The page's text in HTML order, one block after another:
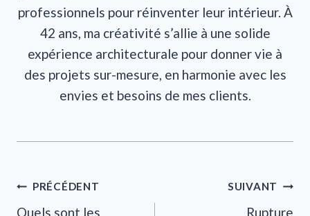
professionnels pour réinventer leur intérieur. À
42 ans, ma créativité s’allie à une solide
expérience architecturale pour donner vie à
des projets sur-mesure, en harmonie avec les
envies et besoins de mes clients.
Navigation
PRÉCÉDENT
Quels sont les
SUIVANT
Rupture